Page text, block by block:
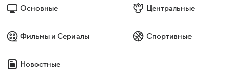
Основные Центральные
Фильмы и Сериалы Спортивные
Новостные